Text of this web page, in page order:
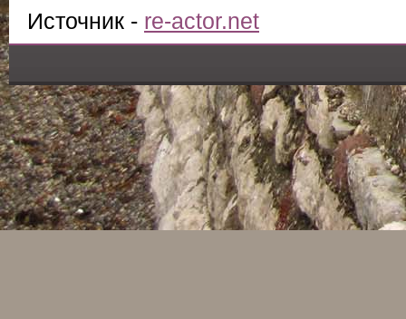
Источник - re-actor.net